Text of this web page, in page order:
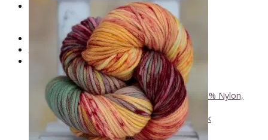
Книги по окрашиванию пряжи
Лимитированная коллекция пряжи
Пряжа ручного крашения VizEll+
- Luxury Collection
- Кид мохер, альпака+
↘ KidLace, 70% Kid Mohair 30% Nylon,
450м/50г
↘ KidSilk, Super Kid Mohair Silk
↘ Альпака